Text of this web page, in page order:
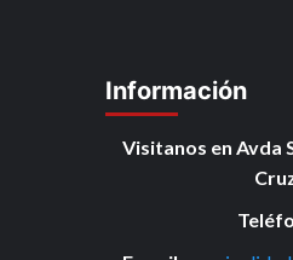
Información
Visitanos en Avda